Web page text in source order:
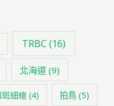
TRBC(16)
北海道 (9)
斑細蟌 (4) 拍鳥 (5)